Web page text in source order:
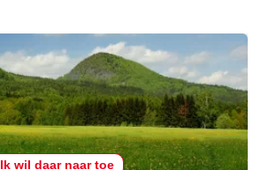
Ik wil daar naar toe